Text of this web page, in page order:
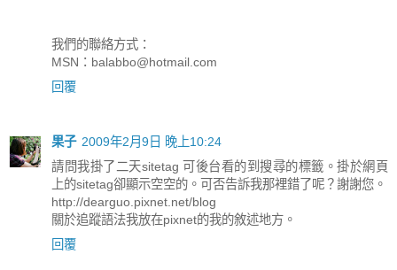
我們的聯絡方式：
MSN： balabbo@hotmail.com
回覆
果子 2009年2月9日 晚上10:24
請問我掛了二天sitetag 可後台看的到搜尋的標籤。掛於網頁
上的sitetag卻顯示空空的。可否告訴我那裡錯了呢？謝謝您。
http://dearguo.pixnet.net/blog
關於追蹤語法我放在pixnet的我的敘述地方。
回覆